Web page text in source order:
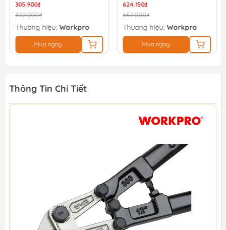
305.900₫
322.000₫
Thương hiệu: Workpro
Mua ngay
624.150₫
657.000₫
Thương hiệu:Workpro
Mua ngay
Thông Tin Chi Tiết